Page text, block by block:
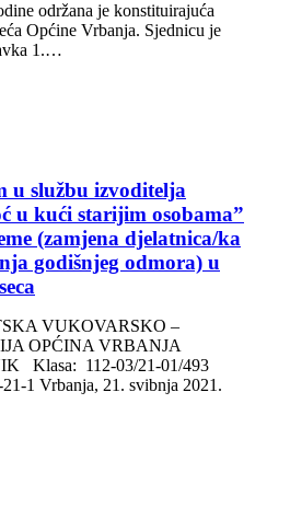
održana je konstituirajuća
Općine Vrbanja. Sjednicu je
1.…
u službu izvoditelja
u kući starijim osobama”
(zamjena djelatnica/ka
godišnjeg odmora) u
VUKOVARSKO –
OPĆINA VRBANJA
Klasa: 112-03/21-01/493
1 Vrbanja, 21. svibnja 2021.